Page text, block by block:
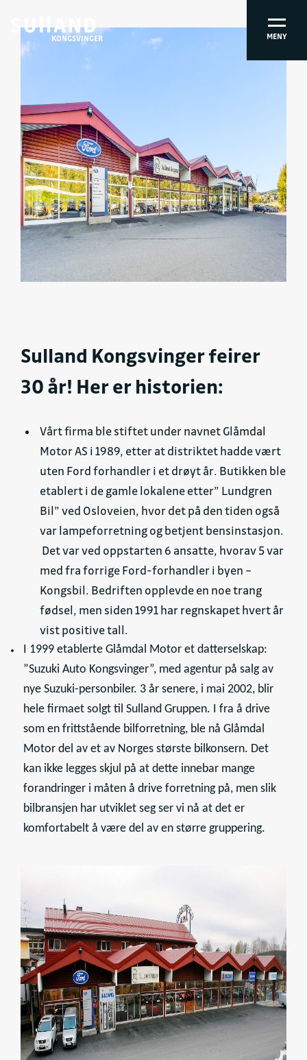
KONGSVINGER MENY
Sulland Kongsvinger feirer
30 år! Her er historien:
Vårt firma ble stiftet under navnet Glåmdal
Motor AS i 1989, etter at distriktet hadde vært
uten Ford forhandler i et drøyt år. Butikken ble
etablert i de gamle lokalene etter” Lundgren
Bil” ved Osloveien, hvor det på den tiden også
var lampeforretning og betjent bensinstasjon.
Det var ved oppstarten 6 ansatte, hvorav 5 var
med fra forrige Ford-forhandler i byen –
Kongsbil. Bedriften opplevde en noe trang
fødsel, men siden 1991 har regnskapet hvert år
vist positive tall.
I 1999 etablerte Glåmdal Motor et datterselskap:
”Suzuki Auto Kongsvinger”, med agentur på salg av
nye Suzuki-personbiler. 3 år senere, i mai 2002, blir
hele firmaet solgt til Sulland Gruppen. I fra å drive
som en frittstående bilforretning, ble nå Glåmdal
Motor del av et av Norges største bilkonsern. Det
kan ikke legges skjul på at dette innebar mange
forandringer i måten å drive forretning på, men slik
bilbransjen har utviklet seg ser vi nå at det er
komfortabelt å være del av en større gruppering.